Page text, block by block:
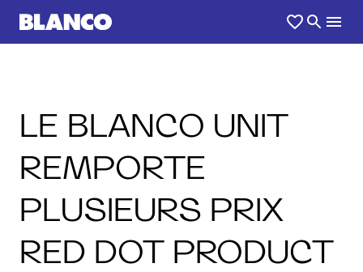
LE BLANCO UNIT
REMPORTE
PLUSIEURS PRIX
RED DOT PRODUCT